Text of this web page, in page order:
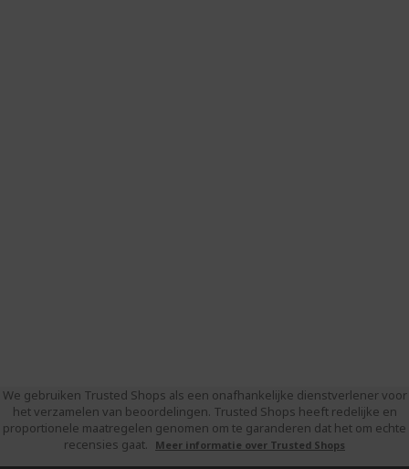
We gebruiken Trusted Shops als een onafhankelijke dienstverlener voor
het verzamelen van beoordelingen. Trusted Shops heeft redelijke en
proportionele maatregelen genomen om te garanderen dat het om echte
recensies gaat.
Meer informatie over Trusted Shops